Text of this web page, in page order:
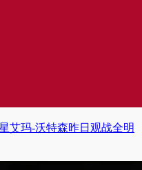
星艾玛-沃特森昨日观战全明